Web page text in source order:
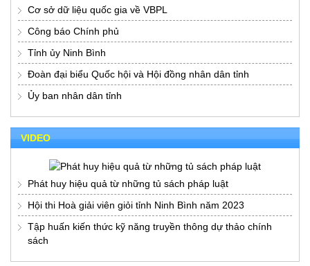
Cơ sở dữ liệu quốc gia về VBPL
Công báo Chính phủ
Tỉnh ủy Ninh Bình
Đoàn đại biểu Quốc hội và Hội đồng nhân dân tỉnh
Ủy ban nhân dân tỉnh
VIDEO
Phát huy hiệu quả từ những tủ sách pháp luật
Hội thi Hoà giải viên giỏi tỉnh Ninh Bình năm 2023
Tập huấn kiến thức kỹ năng truyền thông dự thảo chính
sách